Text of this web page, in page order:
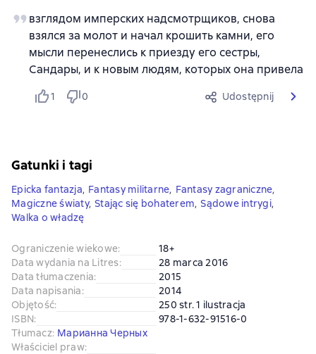
взглядом имперских надсмотрщиков, снова
взялся за молот и начал крошить камни, его
мысли перенеслись к приезду его сестры,
Сандары, и к новым людям, которых она привела
1 0 Udostępnij
Gatunki i tagi
Epicka fantazja, Fantasy militarne, Fantasy zagraniczne,
Magiczne światy, Stając się bohaterem, Sądowe intrygi,
Walka o władzę
Ograniczenie wiekowe:
18+
Data wydania na Litres:
28 marca 2016
Data tłumaczenia:
2015
Data napisania:
2014
Objętość:
250 str. 1 ilustracja
ISBN:
978-1-632-91516-0
Tłumacz: Марианна Черных
Właściciel praw: